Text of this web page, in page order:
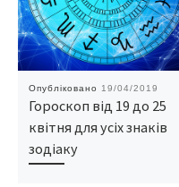
Опубліковано 19/04/2019
Гороскоп від 19 до 25
квітня для усіх знаків
зодіаку